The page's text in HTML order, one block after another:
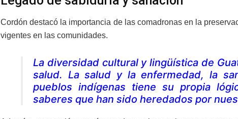
Cordón destacó la importancia de las comadronas en la
vigentes en las comunidades.
La diversidad cultural y lingüística de
salud. La salud y la enfermedad, la
pueblos indígenas tiene su propia
saberes que han sido heredados por